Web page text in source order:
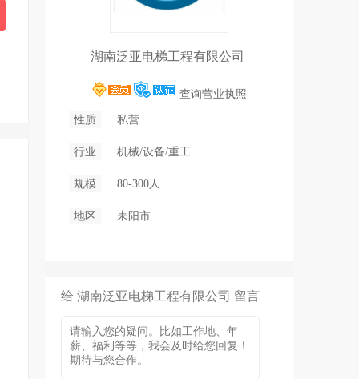
湖南泛亚电梯工程有限公司
查询营业执照
性质 私营
行业 机械/设备/重工
规模 80-300人
地区 耒阳市
给 湖南泛亚电梯工程有限公司 留言